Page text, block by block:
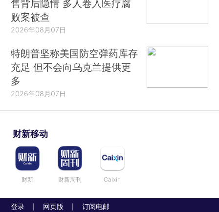
售背后隐情 多人卷入医疗腐
败案被查
2026年08月07日
特朗普坚称美国防空弹药库存
充足 但不会向乌克兰提供更
多
2026年08月07日
财新移动
财新 财新周刊 Caixin
登录 网页版 订阅电邮